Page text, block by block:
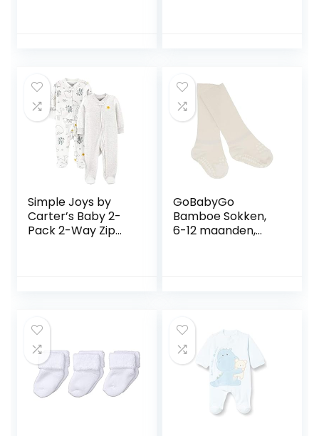
Simple Joys by
Carter’s Baby 2-
Pack 2-Way Zip
GoBabyGo
Bamboe Sokken,
6-12 maanden,